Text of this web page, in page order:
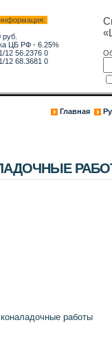
ЦБ РФ - 6.25%
12 56.2376 0
12 68.3681 0
Главная
работы